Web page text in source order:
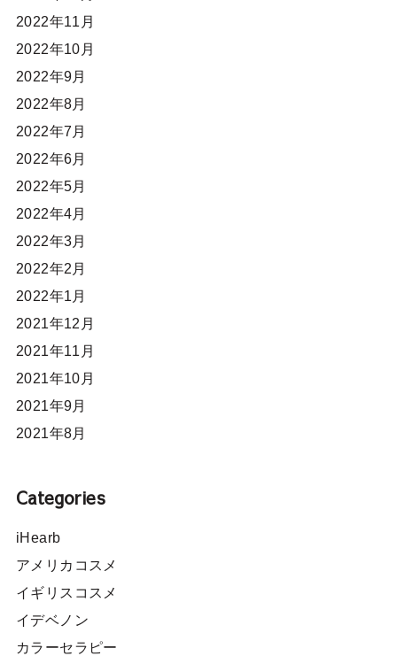
2022年11月
2022年10月
2022年9月
2022年8月
2022年7月
2022年6月
2022年5月
2022年4月
2022年3月
2022年2月
2022年1月
2021年12月
2021年11月
2021年10月
2021年9月
2021年8月
Categories
iHearb
アメリカコスメ
イギリスコスメ
イデベノン
カラーセラピー